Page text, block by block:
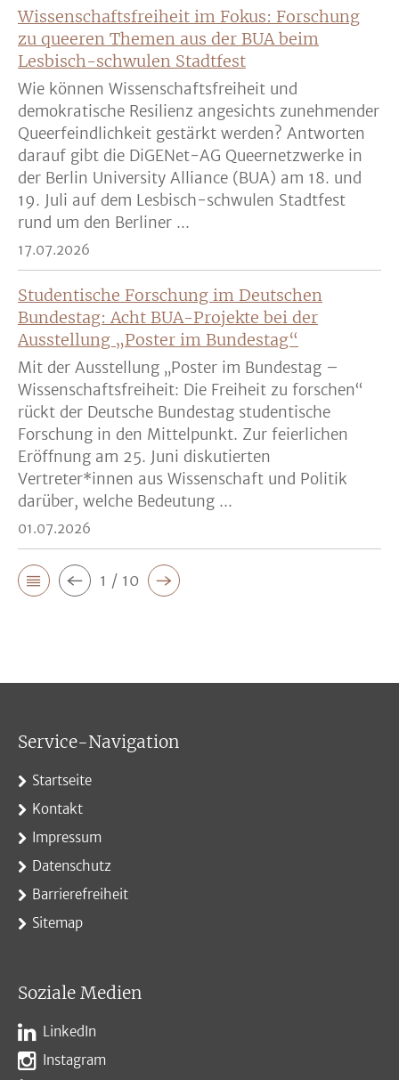
Wissenschaftsfreiheit im Fokus: Forschung
zu queeren Themen aus der BUA beim
Lesbisch-schwulen Stadtfest
Wie können Wissenschaftsfreiheit und
demokratische Resilienz angesichts zunehmender
Queerfeindlichkeit gestärkt werden? Antworten
darauf gibt die DiGENet-AG Queernetzwerke in
der Berlin University Alliance (BUA) am 18. und
19. Juli auf dem Lesbisch-schwulen Stadtfest
rund um den Berliner ...
17.07.2026
Studentische Forschung im Deutschen
Bundestag: Acht BUA-Projekte bei der
Ausstellung „Poster im Bundestag“
Mit der Ausstellung „Poster im Bundestag –
Wissenschaftsfreiheit: Die Freiheit zu forschen“
rückt der Deutsche Bundestag studentische
Forschung in den Mittelpunkt. Zur feierlichen
Eröffnung am 25. Juni diskutierten
Vertreter*innen aus Wissenschaft und Politik
darüber, welche Bedeutung ...
01.07.2026
1 / 10
Service-Navigation
Startseite
Kontakt
Impressum
Datenschutz
Barrierefreiheit
Sitemap
Soziale Medien
LinkedIn
Instagram